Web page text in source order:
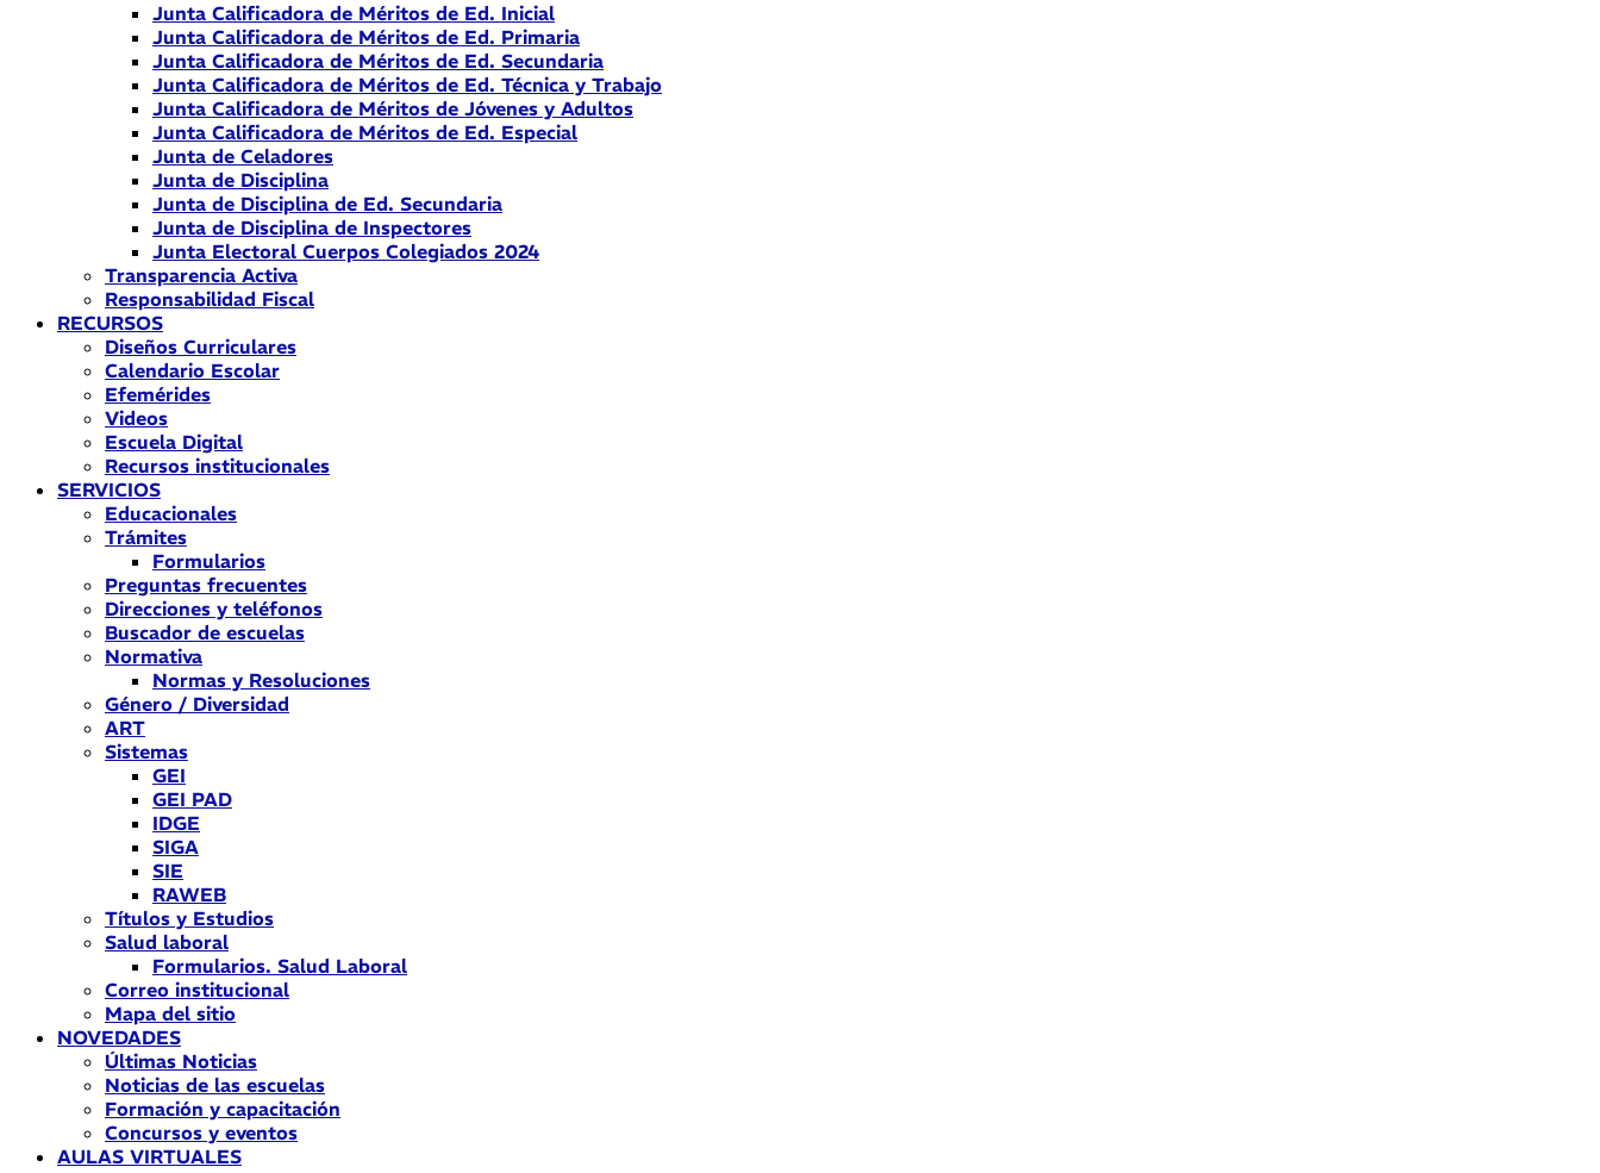
Junta Calificadora de Méritos de Ed. Inicial
Junta Calificadora de Méritos de Ed. Primaria
Junta Calificadora de Méritos de Ed. Secundaria
Junta Calificadora de Méritos de Ed. Técnica y Trabajo
Junta Calificadora de Méritos de Jóvenes y Adultos
Junta Calificadora de Méritos de Ed. Especial
Junta de Celadores
Junta de Disciplina
Junta de Disciplina de Ed. Secundaria
Junta de Disciplina de Inspectores
Junta Electoral Cuerpos Colegiados 2024
Transparencia Activa
Responsabilidad Fiscal
RECURSOS
Diseños Curriculares
Calendario Escolar
Efemérides
Videos
Escuela Digital
Recursos institucionales
SERVICIOS
Educacionales
Trámites
Formularios
Preguntas frecuentes
Direcciones y teléfonos
Buscador de escuelas
Normativa
Normas y Resoluciones
Género / Diversidad
ART
Sistemas
GEI
GEI PAD
IDGE
SIGA
SIE
RAWEB
Títulos y Estudios
Salud laboral
Formularios. Salud Laboral
Correo institucional
Mapa del sitio
NOVEDADES
Últimas Noticias
Noticias de las escuelas
Formación y capacitación
Concursos y eventos
AULAS VIRTUALES